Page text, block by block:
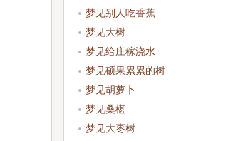
梦见别人吃香蕉
梦见大树
梦见给庄稼浇水
梦见硕果累累的树
梦见胡萝卜
梦见桑椹
梦见大枣树